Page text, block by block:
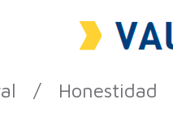
/ Honestidad